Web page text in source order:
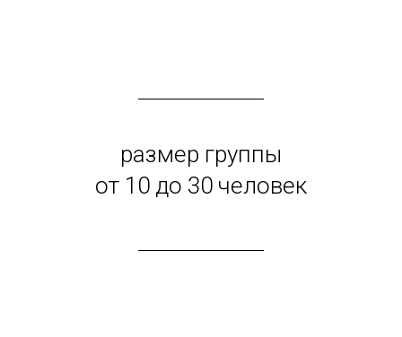
размер группы
от 10 до 30 человек